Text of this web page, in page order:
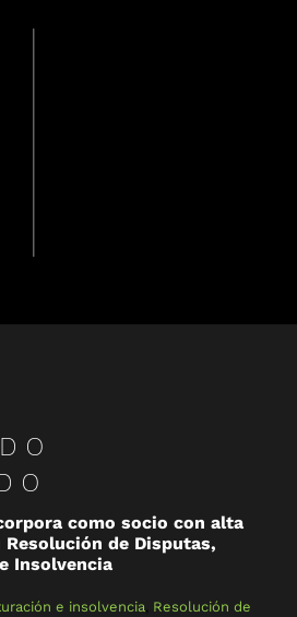
como socio con alta
de Disputas,
Insolvencia
e insolvencia Resolución de